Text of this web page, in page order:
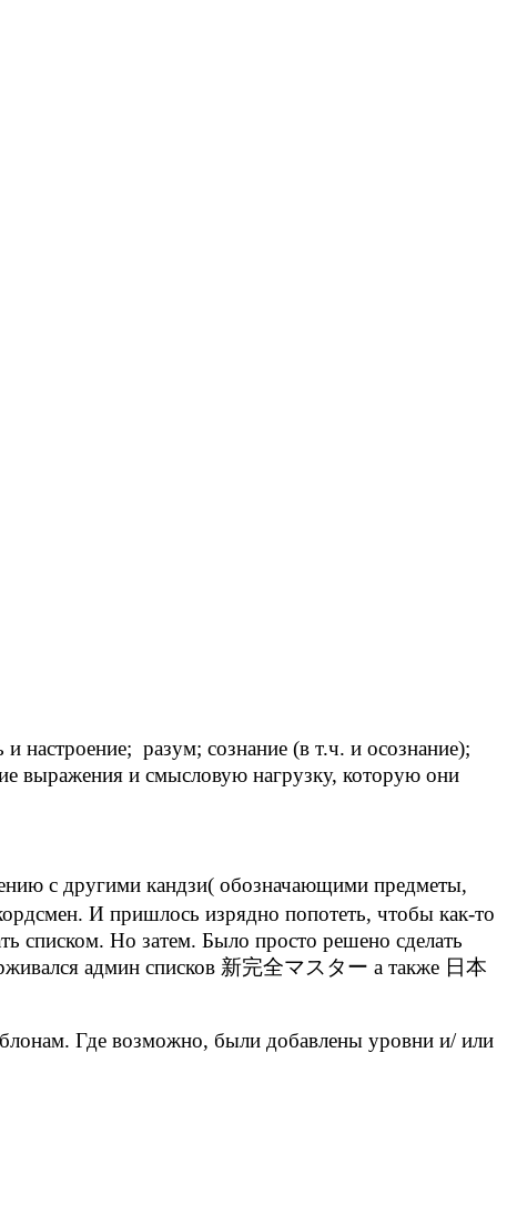
настроение; разум; сознание (в т.ч. и осознание);
выражения и смысловую нагрузку, которую они
с другими кандзи( обозначающими предметы,
И пришлось изрядно попотеть, чтобы как-то
списком. Но затем. Было просто решено сделать
админ списков 新完全マスター а также 日本
Где возможно, были добавлены уровни и/ или